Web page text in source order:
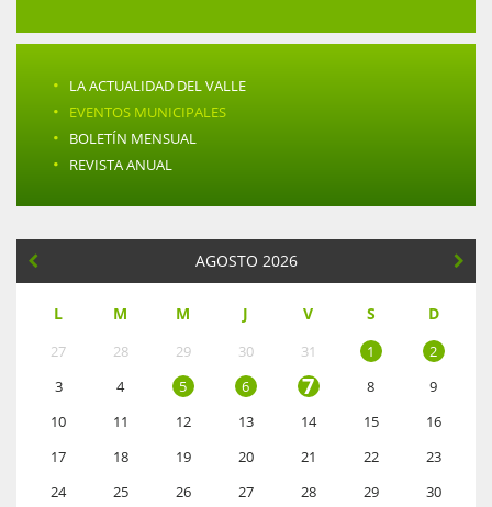
· LA ACTUALIDAD DEL VALLE
· EVENTOS MUNICIPALES
· BOLETÍN MENSUAL
· REVISTA ANUAL
AGOSTO 2026
L M M J V S D
27 28 29 30 31 1
2
3
4 5 6 7 8
9
10
11 12 13 14 15
16
17
18 19 20 21 22
23
24
25 26 27 28 29
30